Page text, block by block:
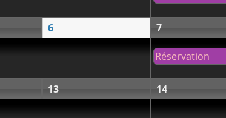
6 7
Réservation
13 14